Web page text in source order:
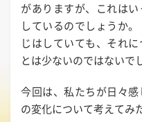
がありますが、これは
しているのでしょうか
じはしていても、それ
とは少ないのではないで
今回は、私たちが日々
の変化について考えてみ